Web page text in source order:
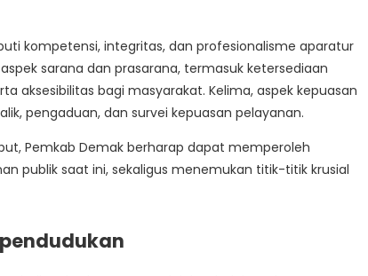
kompetensi, integritas, dan profesionalisme aparatur
sarana dan prasarana, termasuk ketersediaan
aksesibilitas bagi masyarakat. Kelima, aspek kepuasan
pengaduan, dan survei kepuasan pelayanan.
Pemkab Demak berharap dapat memperoleh
publik saat ini, sekaligus menemukan titik-titik krusial